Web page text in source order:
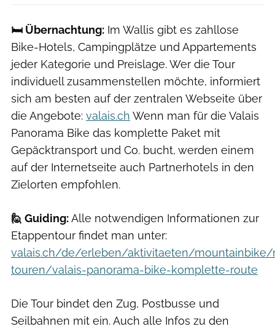
🛏️ Übernachtung: Im Wallis gibt es zahllose
Bike-Hotels, Campingplätze und Appartements
jeder Kategorie und Preislage. Wer die Tour
individuell zusammenstellen möchte, informiert
sich am besten auf der zentralen Webseite über
die Angebote: valais.ch Wenn man für die Valais
Panorama Bike das komplette Paket mit
Gepäcktransport und Co. bucht, werden einem
auf der Internetseite auch Partnerhotels in den
Zielorten empfohlen.
🙋 Guiding:Alle notwendigen Informationen zur
Etappentour findet man unter:
valais.ch/de/erleben/aktivitaeten/mountainbike/
touren/valais-panorama-bike-komplette-route
Die Tour bindet den Zug, Postbusse und
Seilbahnen mit ein. Auch alle Infos zu den